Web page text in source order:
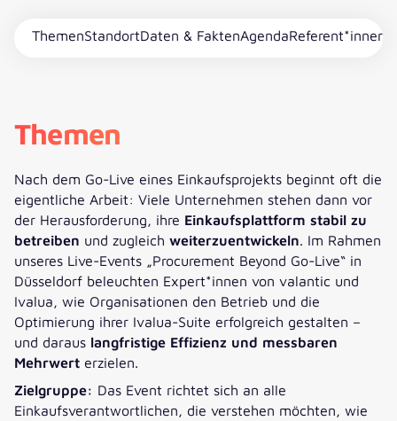
ThemenStandortDaten & FaktenAgendaReferent*innen
Themen
Nach dem Go-Live eines Einkaufsprojekts beginnt oft die
eigentliche Arbeit: Viele Unternehmen stehen dann vor
der Herausforderung, ihre Einkaufsplattform stabil zu
betreiben und zugleich weiterzuentwickeln. Im Rahmen
unseres Live-Events „Procurement Beyond Go-Live“ in
Düsseldorf beleuchten Expert*innen von valantic und
Ivalua, wie Organisationen den Betrieb und die
Optimierung ihrer Ivalua-Suite erfolgreich gestalten –
und daraus langfristige Effizienz und messbaren
Mehrwert erzielen.
Zielgruppe: Das Event richtet sich an alle
Einkaufsverantwortlichen, die verstehen möchten, wie